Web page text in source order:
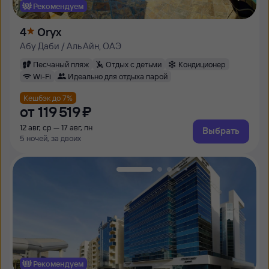
Рекомендуем
4 Oryx
Абу Даби / Аль Айн, ОАЭ
Песчаный пляж Отдых с детьми
Кондиционер
Wi-Fi
Идеально для отдыха парой
Кешбэк до 7%
от 119 ⁠519 ⁠₽
12 авг, ср — 17 авг, пн
5 ночей, за двоих
Выбрать
Рекомендуем